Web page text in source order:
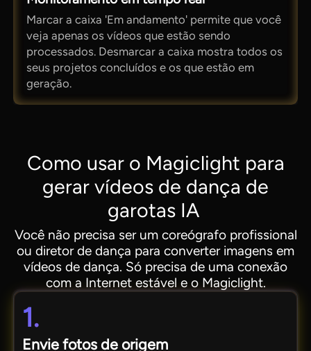
Marcar a caixa 'Em andamento' permite que você
veja apenas os vídeos que estão sendo
processados. Desmarcar a caixa mostra todos os
seus projetos concluídos e os que estão em
geração.
Como usar o Magiclight para
gerar vídeos de dança de
garotas IA
Você não precisa ser um coreógrafo profissional
ou diretor de dança para converter imagens em
vídeos de dança. Só precisa de uma conexão
com a Internet estável e o Magiclight.
1.
Envie fotos de origem